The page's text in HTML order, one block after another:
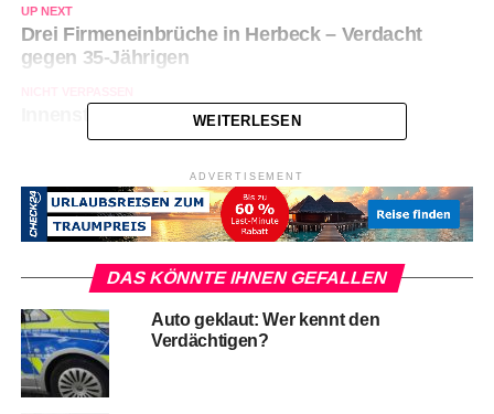
UP NEXT
Drei Firmeneinbrüche in Herbeck – Verdacht
gegen 35-Jährigen
Innenstadt: Einbruch in Firmenräume
WEITERLESEN
ADVERTISEMENT
DAS KÖNNTE IHNEN GEFALLEN
Auto geklaut: Wer kennt den
Verdächtigen?